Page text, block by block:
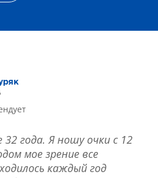
года. Я ношу очки с 12
мое зрение все
каждый год